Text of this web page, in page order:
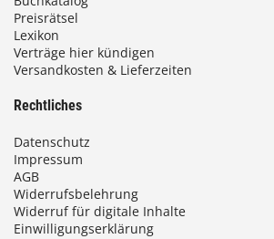
€
Preisrätsel
Lexikon
Verträge hier kündigen
Versandkosten & Lieferzeiten
Rechtliches
Datenschutz
Impressum
AGB
Widerrufsbelehrung
Widerruf für digitale Inhalte
Einwilligungserklärung